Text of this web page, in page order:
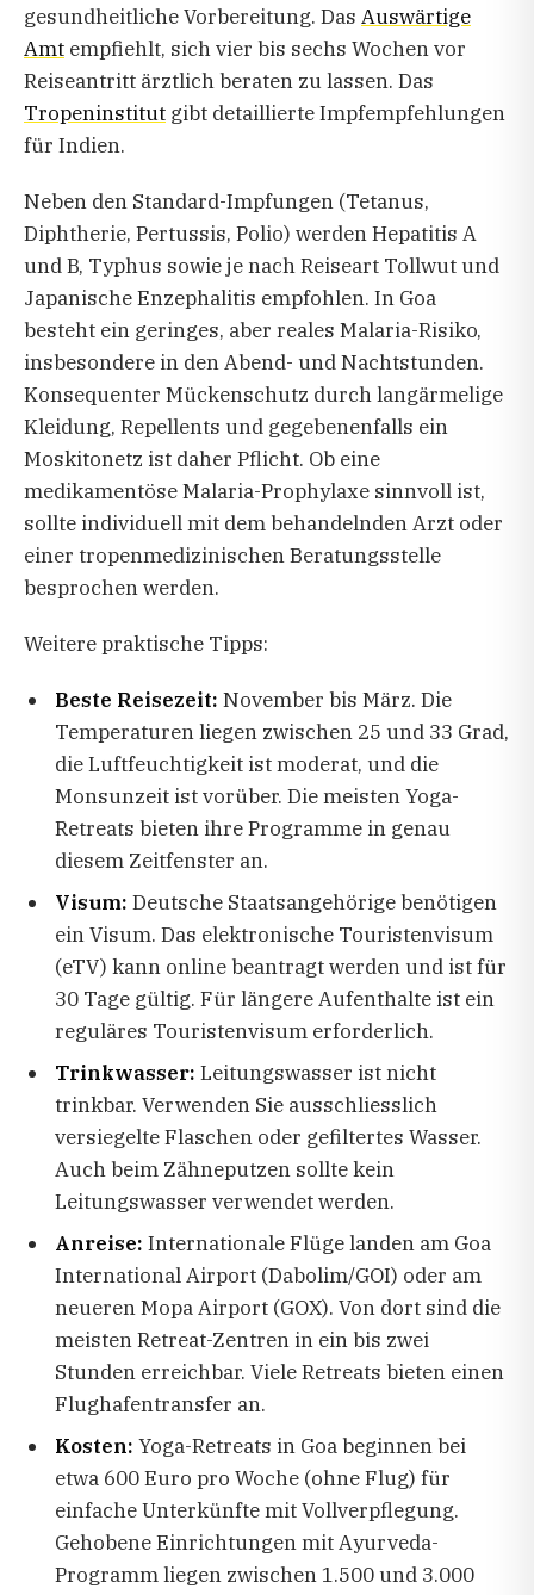
gesundheitliche Vorbereitung. Das Auswärtige
Amt empfiehlt, sich vier bis sechs Wochen vor
Reiseantritt ärztlich beraten zu lassen. Das
Tropeninstitut gibt detaillierte Impfempfehlungen
für Indien.
Neben den Standard-Impfungen (Tetanus,
Diphtherie, Pertussis, Polio) werden Hepatitis A
und B, Typhus sowie je nach Reiseart Tollwut und
Japanische Enzephalitis empfohlen. In Goa
besteht ein geringes, aber reales Malaria-Risiko,
insbesondere in den Abend- und Nachtstunden.
Konsequenter Mückenschutz durch langärmelige
Kleidung, Repellents und gegebenenfalls ein
Moskitonetz ist daher Pflicht. Ob eine
medikamentöse Malaria-Prophylaxe sinnvoll ist,
sollte individuell mit dem behandelnden Arzt oder
einer tropenmedizinischen Beratungsstelle
besprochen werden.
Weitere praktische Tipps:
Beste Reisezeit: November bis März. Die
Temperaturen liegen zwischen 25 und 33 Grad,
die Luftfeuchtigkeit ist moderat, und die
Monsunzeit ist vorüber. Die meisten Yoga-
Retreats bieten ihre Programme in genau
diesem Zeitfenster an.
Visum: Deutsche Staatsangehörige benötigen
ein Visum. Das elektronische Touristenvisum
(eTV) kann online beantragt werden und ist für
30 Tage gültig. Für längere Aufenthalte ist ein
reguläres Touristenvisum erforderlich.
Trinkwasser: Leitungswasser ist nicht
trinkbar. Verwenden Sie ausschliesslich
versiegelte Flaschen oder gefiltertes Wasser.
Auch beim Zähneputzen sollte kein
Leitungswasser verwendet werden.
Anreise: Internationale Flüge landen am Goa
International Airport (Dabolim/GOI) oder am
neueren Mopa Airport (GOX). Von dort sind die
meisten Retreat-Zentren in ein bis zwei
Stunden erreichbar. Viele Retreats bieten einen
Flughafentransfer an.
Kosten: Yoga-Retreats in Goa beginnen bei
etwa 600 Euro pro Woche (ohne Flug) für
einfache Unterkünfte mit Vollverpflegung.
Gehobene Einrichtungen mit Ayurveda-
Programm liegen zwischen 1.500 und 3.000